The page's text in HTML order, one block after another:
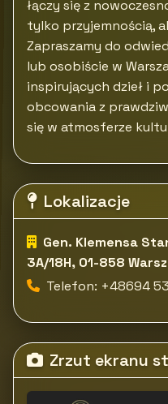
łączy się z
tylko przyjemnością,
Zapraszamy do
lub osobiście w
inspirujących dzieł i
obcowania z
się w atmosferze
Lokalizacje
Gen. Klemensa
3A/18H, 01-858
Telefon: +48694
Zrzut ekranu